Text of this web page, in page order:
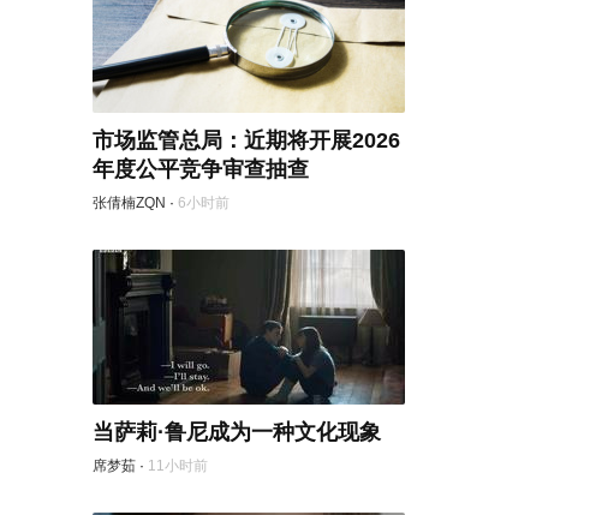
市场监管总局：近期将开展2026
年度公平竞争审查抽查
张倩楠ZQN · 6小时前
当萨莉·鲁尼成为一种文化现象
席梦茹 · 11小时前